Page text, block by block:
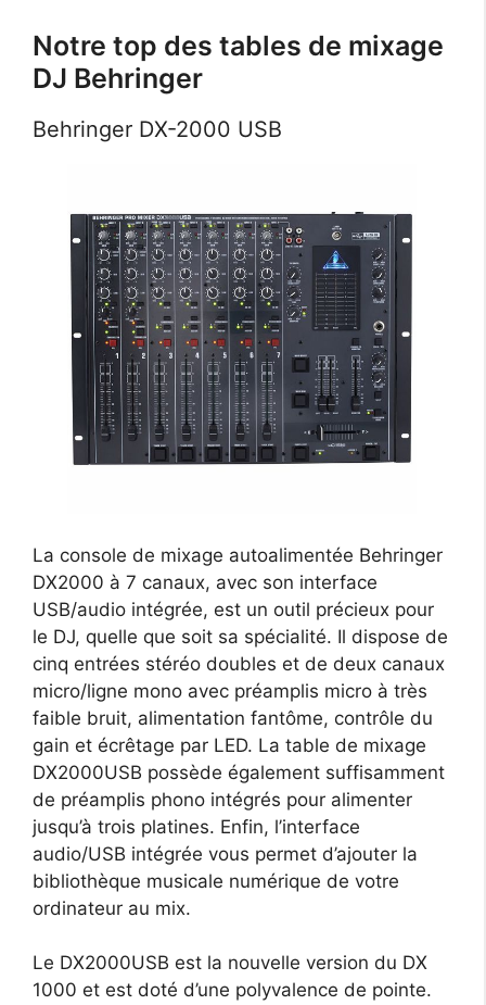
Notre top des tables de mixage
DJ Behringer
Behringer DX-2000 USB
La console de mixage autoalimentée Behringer
DX2000 à 7 canaux, avec son interface
USB/audio intégrée, est un outil précieux pour
le DJ, quelle que soit sa spécialité. Il dispose de
cinq entrées stéréo doubles et de deux canaux
micro/ligne mono avec préamplis micro à très
faible bruit, alimentation fantôme, contrôle du
gain et écrêtage par LED. La table de mixage
DX2000USB possède également suffisamment
de préamplis phono intégrés pour alimenter
jusqu’à trois platines. Enfin, l’interface
audio/USB intégrée vous permet d’ajouter la
bibliothèque musicale numérique de votre
ordinateur au mix.
Le DX2000USB est la nouvelle version du DX
1000 et est doté d’une polyvalence de pointe.